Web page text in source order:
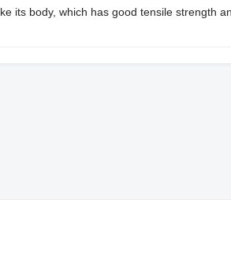
its body, which has good tensile strength